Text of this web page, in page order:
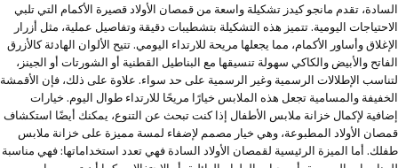
السادة، تقدم مانجو كيدز تشكيلة واسعة من قمصان الأولاد قصيرة الأكمام التي تلبي
الاحتياجات اليومية. تتميز هذه التشكيلة بتشطيبات دقيقة وتفاصيل عملية، مثل أزرار
الإغلاق وأساور الأكمام، مما يجعلها مريحة للارتداء اليومي. تتيح الألوان الهادئة كالأزرق
الفاتح والأبيض والكاكي سهولة تنسيقها مع البناطيل القطنية أو الشورتات أو الجينز،
لتناسب الإطلالات الرسمية وغير الرسمية على حد سواء. علاوة على ذلك، فإن الأقمشة
الخفيفة والمسامية تجعل هذه الملابس خيارًا مريحًا للارتداء طوال اليوم. خيارات
إضافية لإكمال خزانة ملابس الأطفال إذا كنت تبحث عن التنوع، يمكنك أيضًا استكشاف
قمصان الأولاد المطبوعة، وهي خيار مصمم لإضفاء لمسة مميزة على خزانة ملابس
طفلك. أما الميزة الرئيسية لقمصان الأولاد السادة فهي تعدد استخداماتها: فهي مناسبة